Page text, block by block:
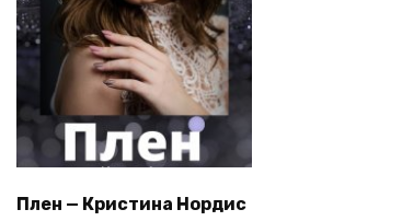
Плен — Кристина Нордис